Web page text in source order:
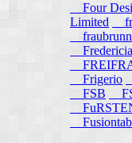
Four
Limited
Frigerio
FSB